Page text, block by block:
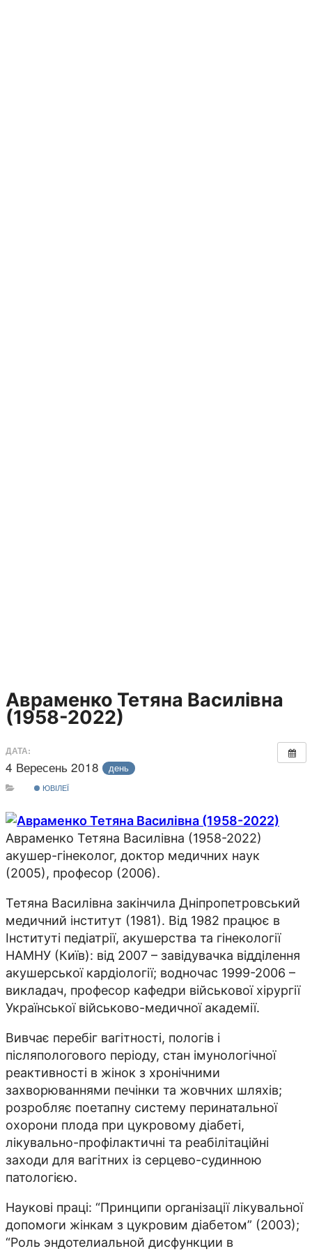
Авраменко Тетяна Василівна
(1958-2022)
ДАТА:
4 Вересень 2018 день
ЮВІЛЕЇ
Авраменко Тетяна Василівна (1958-2022)
aкушер-гінеколог, доктор медичних наук
(2005), професор (2006).
Тетяна Василівна закінчила Дніпропетровський
медичний інститут (1981). Від 1982 працює в
Інституті педіатрії, акушерства та гінекології
НАМНУ (Київ): від 2007 – завідувачка відділення
акушерської кардіології; водночас 1999-2006 –
викладач, професор кафедри військової хірургії
Української військово-медичної академії.
Вивчає перебіг вагітності, пологів і
післяпологового періоду, стан імунологічної
реактивності в жінок з хронічними
захворюваннями печінки та жовчних шляхів;
розробляє поетапну систему перинатальної
охорони плода при цукровому діабеті,
лікувально-профілактичні та реабілітаційні
заходи для вагітних із серцево-судинною
патологією.
Наукові праці: “Принципи організації лікувальної
допомоги жінкам з цукровим діабетом” (2003);
“Роль эндотелиальной дисфункции в